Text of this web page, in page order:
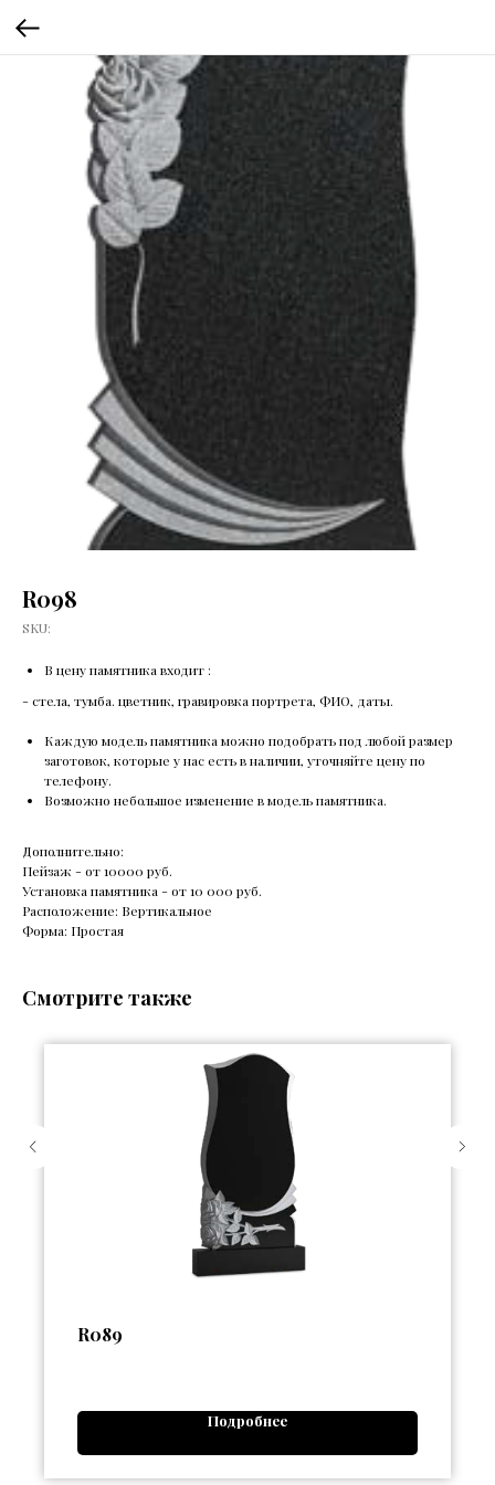
R098
SKU:
В цену памятника входит :
- стела, тумба. цветник, гравировка портрета, ФИО, даты.
Каждую модель памятника можно подобрать под любой размер
заготовок, которые у нас есть в наличии, уточняйте цену по
телефону.
Возможно небольшое изменение в модель памятника.
Дополнительно:
Пейзаж - от 10000 руб.
Установка памятника - от 10 000 руб.
Расположение: Вертикальное
Форма: Простая
Смотрите также
R089
Подробнее